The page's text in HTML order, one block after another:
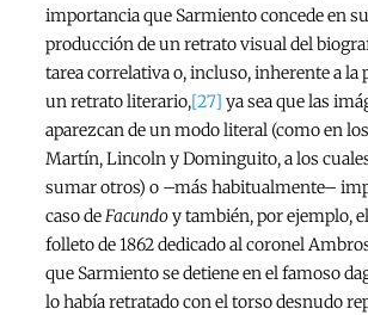
importancia que Sarmiento concede en
producción de un retrato visual del
tarea correlativa o, incluso, inherente a la
un retrato literario,[27] ya sea que las
aparezcan de un modo literal (como en
Martín, Lincoln y Dominguito, a los
sumar otros) o –más habitualmente–
caso deFacundoy también, por ejemplo,
folleto de 1862 dedicado al coronel
que Sarmiento se detiene en el famoso
lo había retratado con el torso desnudo